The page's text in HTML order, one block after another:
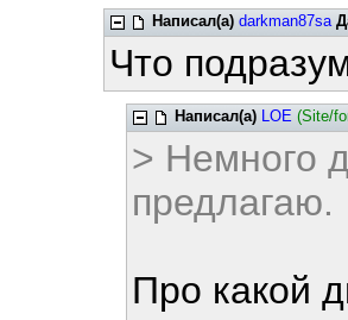
Написал(а) darkman87sa
Что
Написал(а) LOE (Site/
> Немного
предлагаю.
Про какой